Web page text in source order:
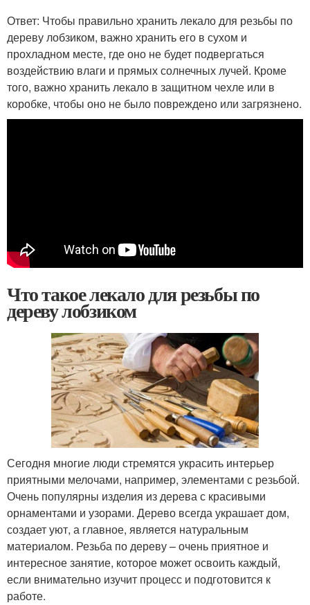
Ответ: Чтобы правильно хранить лекало для резьбы по
дереву лобзиком, важно хранить его в сухом и
прохладном месте, где оно не будет подвергаться
воздействию влаги и прямых солнечных лучей. Кроме
того, важно хранить лекало в защитном чехле или в
коробке, чтобы оно не было повреждено или загрязнено.
Что такое лекало для резьбы по
дереву лобзиком
Сегодня многие люди стремятся украсить интерьер
приятными мелочами, например, элементами с резьбой.
Очень популярны изделия из дерева с красивыми
орнаментами и узорами. Дерево всегда украшает дом,
создает уют, а главное, является натуральным
материалом. Резьба по дереву – очень приятное и
интересное занятие, которое может освоить каждый,
если внимательно изучит процесс и подготовится к
работе.